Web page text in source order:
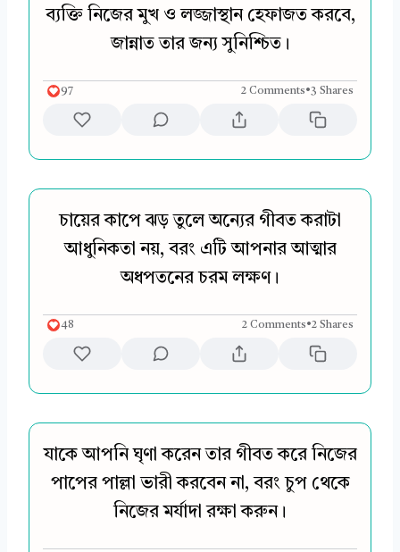
ব্যক্তি নিজের মুখ ও লজ্জাস্থান হেফাজত করবে,
জান্নাত তার জন্য সুনিশ্চিত।
97 2 Comments•3 Shares
চায়ের কাপে ঝড় তুলে অন্যের গীবত করাটা
আধুনিকতা নয়, বরং এটি আপনার আত্মার
অধপতনের চরম লক্ষণ।
48 2 Comments•2 Shares
যাকে আপনি ঘৃণা করেন তার গীবত করে নিজের
পাপের পাল্লা ভারী করবেন না, বরং চুপ থেকে
নিজের মর্যাদা রক্ষা করুন।